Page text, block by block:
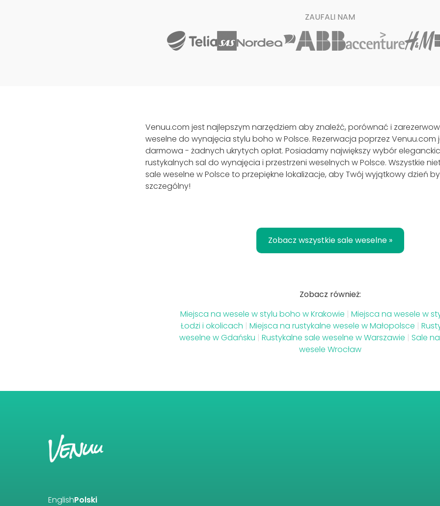
ZAUFALI NAM
Venuu.com jest najlepszym narzędziem aby znaleźć, porównać i
weselne do wynajęcia stylu boho w Polsce. Rezerwacja poprzez Venuu.com
darmowa - żadnych ukrytych opłat. Posiadamy największy wybór
rustykalnych sal do wynajęcia i przestrzeni weselnych w Polsce. Wszystkie
sale weselne w Polsce to przepiękne lokalizacje, aby Twój wyjątkowy dzień
szczególny!
Zobacz wszystkie sale weselne »
Zobacz również:
Miejsca na wesele w stylu boho w Krakowie | Miejsca na wesele w
Łodzi i okolicach | Miejsca na rustykalne wesele w Małopolsce |
weselne w Gdańsku | Rustykalne sale weselne w Warszawie | Sale
wesele Wrocław
EnglishPolski